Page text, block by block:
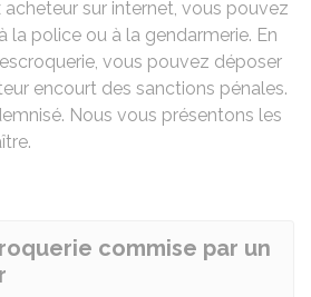
sur internet, vous pouvez
la police ou à la gendarmerie. En
vous pouvez déposer
encourt des sanctions pénales.
Nous vous présentons les
commise par un